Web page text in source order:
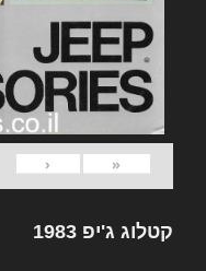
«
‹
קטלוג ג'יפ 1983